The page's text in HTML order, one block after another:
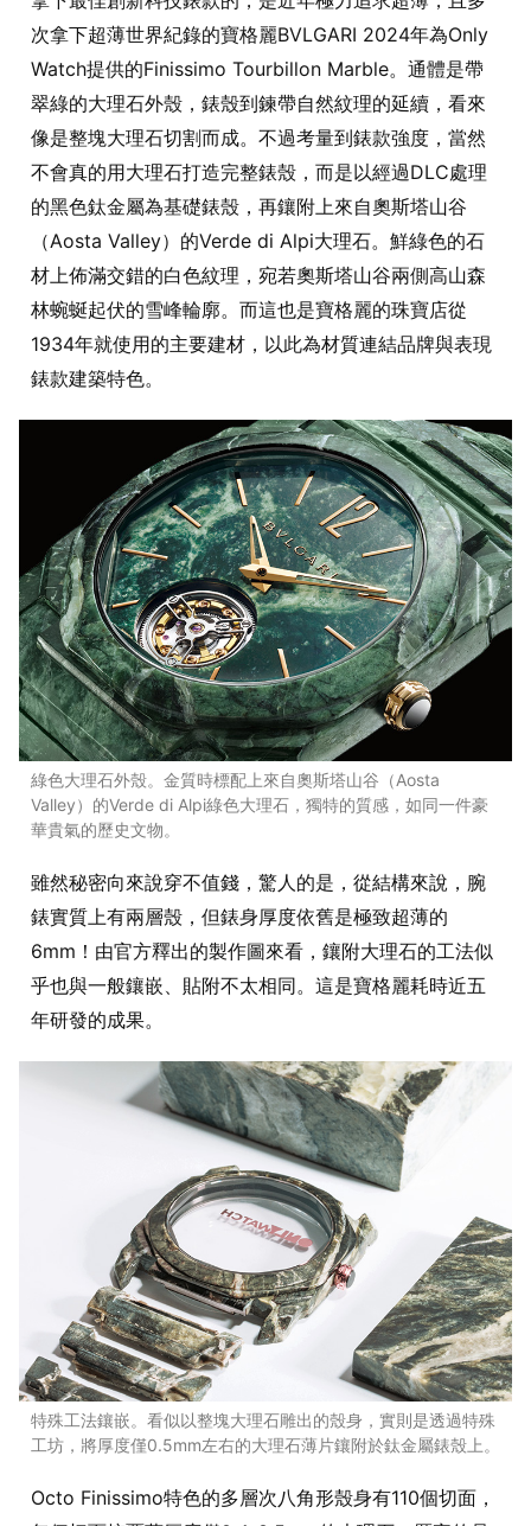
次拿下超薄世界紀錄的寶格麗BVLGARI 2024年為Only
Watch提供的Finissimo Tourbillon Marble。通體是帶
翠綠的大理石外殼，錶殼到鍊帶自然紋理的延續，看來
像是整塊大理石切割而成。不過考量到錶款強度，當然
不會真的用大理石打造完整錶殼，而是以經過DLC處理
的黑色鈦金屬為基礎錶殼，再鑲附上來自奧斯塔山谷
（Aosta Valley）的Verde di Alpi大理石。鮮綠色的石
材上佈滿交錯的白色紋理，宛若奧斯塔山谷兩側高山森
林蜿蜒起伏的雪峰輪廓。而這也是寶格麗的珠寶店從
1934年就使用的主要建材，以此為材質連結品牌與表現
錶款建築特色。
綠色大理石外殼。金質時標配上來自奧斯塔山谷（Aosta
Valley）的Verde di Alpi綠色大理石，獨特的質感，如同一件豪
華貴氣的歷史文物。
雖然秘密向來說穿不值錢，驚人的是，從結構來說，腕
錶實質上有兩層殼，但錶身厚度依舊是極致超薄的
6mm！由官方釋出的製作圖來看，鑲附大理石的工法似
乎也與一般鑲嵌、貼附不太相同。這是寶格麗耗時近五
年研發的成果。
特殊工法鑲嵌。看似以整塊大理石雕出的殼身，實則是透過特殊
工坊，將厚度僅0.5mm左右的大理石薄片鑲附於鈦金屬錶殼上。
Octo Finissimo特色的多層次八角形殼身有110個切面，